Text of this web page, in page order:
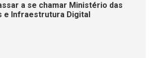
a se chamar Ministério das
e Infraestrutura Digital